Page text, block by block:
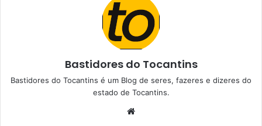
Bastidores do Tocantins
Bastidores do Tocantins é um Blog de seres, fazeres e dizeres do
estado de Tocantins.